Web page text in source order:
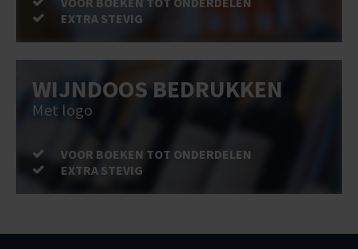
EXTRA STEVIG
WIJNDOOS BEDRUKKEN
Met logo
VOOR BOEKEN TOT ONDERDELEN
EXTRA STEVIG